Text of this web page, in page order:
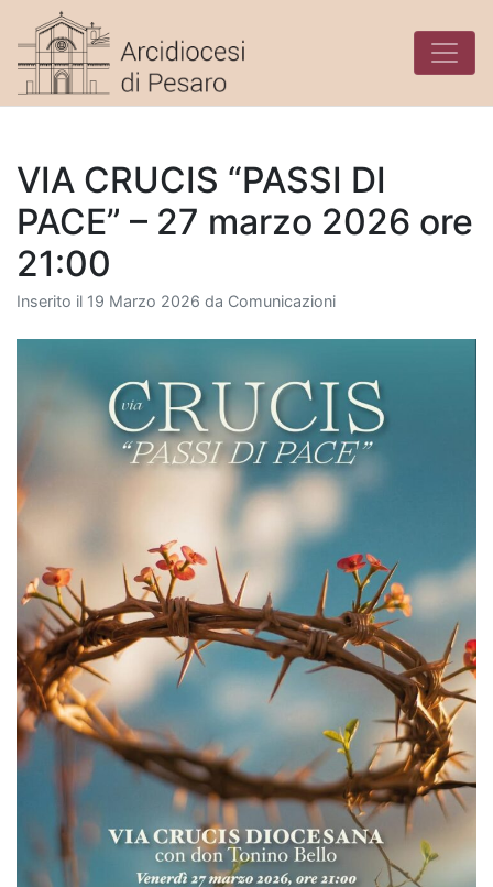
content
VIA CRUCIS “PASSI DI
PACE” – 27 marzo 2026 ore
21:00
Inserito il 19 Marzo 2026 da Comunicazioni